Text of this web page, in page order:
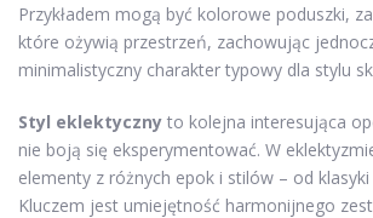
Przykładem mogą być kolorowe poduszki,
które ożywią przestrzeń, zachowując
minimalistyczny charakter typowy dla stylu
Styl eklektyczny to kolejna interesująca
nie boją się eksperymentować. W
elementy z różnych epok i stilów – od
Kluczem jest umiejętność harmonijnego